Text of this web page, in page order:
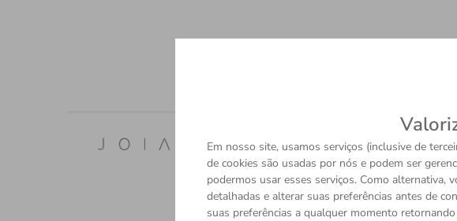
Em nosso site, usamos serviços (inclusive de
de cookies são usadas por nós e podem ser
podermos usar esses serviços. Como alternativa,
detalhadas e alterar suas preferências antes de
suas preferências a qualquer momento